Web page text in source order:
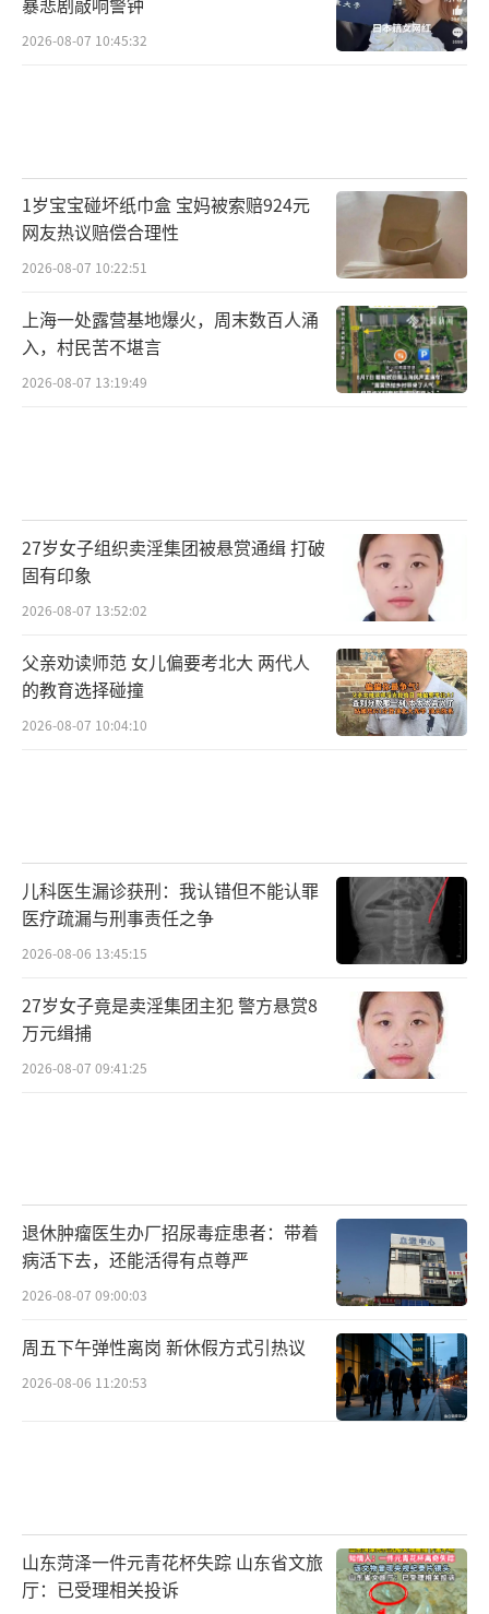
2026-08-07 10:45:32
1岁宝宝碰坏纸巾盒 宝妈被索赔924元
网友热议赔偿合理性
2026-08-07 10:22:51
上海一处露营基地爆火，周末数百人涌
入，村民苦不堪言
2026-08-07 13:19:49
27岁女子组织卖淫集团被悬赏通缉 打破
固有印象
2026-08-07 13:52:02
父亲劝读师范 女儿偏要考北大 两代人
的教育选择碰撞
2026-08-07 10:04:10
儿科医生漏诊获刑：我认错但不能认罪
医疗疏漏与刑事责任之争
2026-08-06 13:45:15
27岁女子竟是卖淫集团主犯 警方悬赏8
万元缉捕
2026-08-07 09:41:25
退休肿瘤医生办厂招尿毒症患者：带着
病活下去，还能活得有点尊严
2026-08-07 09:00:03
周五下午弹性离岗 新休假方式引热议
2026-08-06 11:20:53
山东菏泽一件元青花杯失踪 山东省文旅
厅：已受理相关投诉